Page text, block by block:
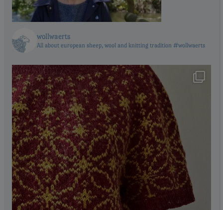
wollwaerts
All about european sheep, wool and knitting tradition #wollwaerts